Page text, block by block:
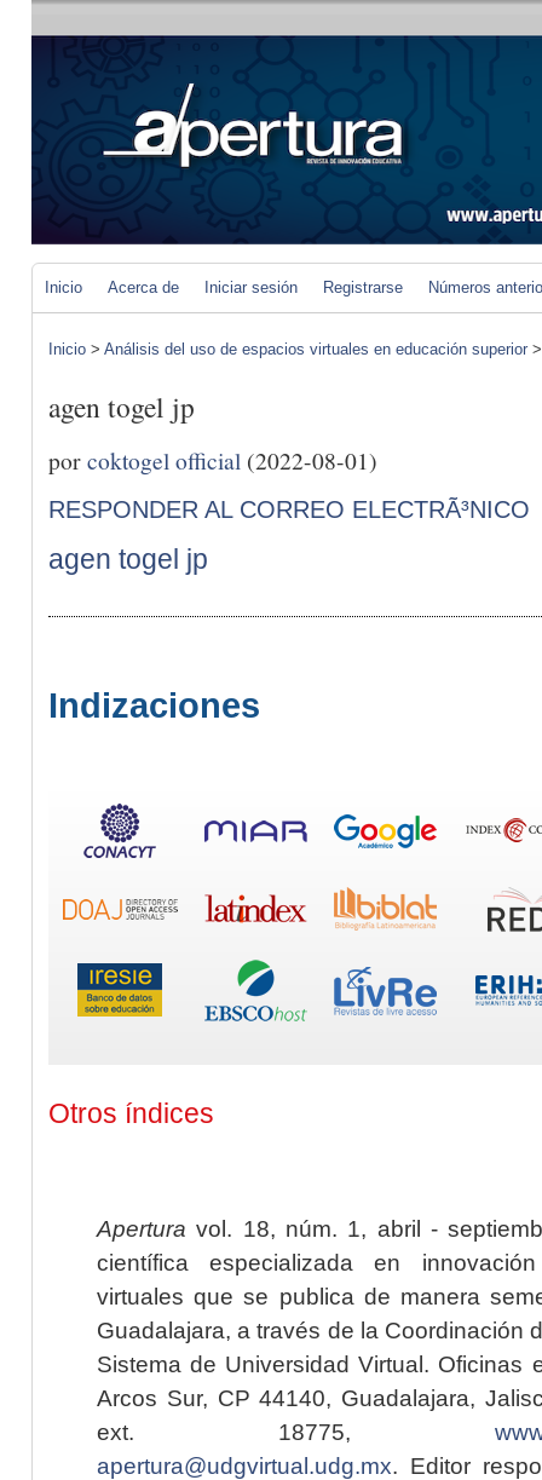
Inicio Acerca de Iniciar sesión Registrarse Números
Inicio > Análisis del uso de espacios virtuales en educación superior
agen togel jp
porcoktogel official (2022-08-01)
RESPONDER AL CORREO ELECTRÃ³NICO
agen togel jp
Indizaciones
Otros índices
Apertura vol. 18, núm. 1, abril -
científica especializada en
virtuales que se publica de manera
Guadalajara, a través de la Coordinación
Sistema de Universidad Virtual. Oficinas
Arcos Sur, CP 44140, Guadalajara,
ext. 18775,
apertura@udgvirtual.udg.mx. Editor